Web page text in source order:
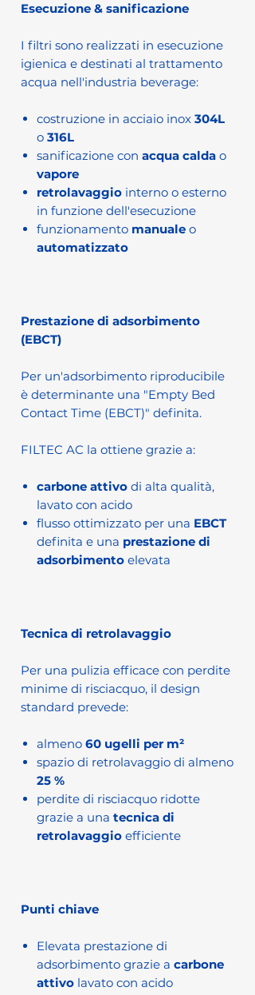
Esecuzione & sanificazione
I filtri sono realizzati in esecuzione
igienica e destinati al trattamento
acqua nell'industria beverage:
costruzione in acciaio inox 304L
o 316L
sanificazione con acqua calda o
vapore
retrolavaggio interno o esterno
in funzione dell'esecuzione
funzionamento manuale o
automatizzato
Prestazione di adsorbimento
(EBCT)
Per un'adsorbimento riproducibile
è determinante una "Empty Bed
Contact Time (EBCT)" definita.
FILTEC AC la ottiene grazie a:
carbone attivo di alta qualità,
lavato con acido
flusso ottimizzato per una EBCT
definita e una prestazione di
adsorbimento elevata
Tecnica di retrolavaggio
Per una pulizia efficace con perdite
minime di risciacquo, il design
standard prevede:
almeno 60 ugelli per m²
spazio di retrolavaggio di almeno
25 %
perdite di risciacquo ridotte
grazie a una tecnica di
retrolavaggio efficiente
Punti chiave
Elevata prestazione di
adsorbimento grazie a carbone
attivo lavato con acido